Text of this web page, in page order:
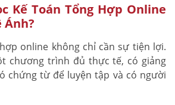
Kế Toán Tổng Hợp Online
Ánh?
online không chỉ cần sự tiện lợi.
chương trình đủ thực tế, có giảng
chứng từ để luyện tập và có người